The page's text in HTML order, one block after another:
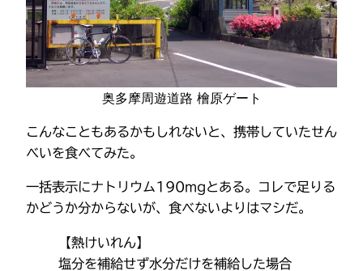
奥多摩周遊道路 檜原ゲート
こんなこともあるかもしれないと、携帯していたせん
べいを食べてみた。
一括表示にナトリウム190mgとある。コレで足りる
かどうか分からないが、食べないよりはマシだ。
【熱けいれん】
塩分を補給せず水分だけを補給した場合